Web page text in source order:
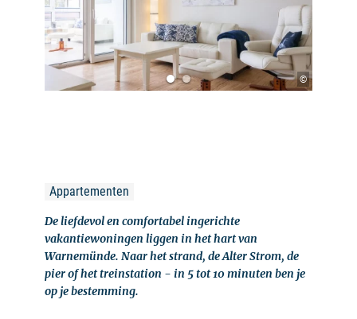
©
Appartementen
De liefdevol en comfortabel ingerichte
vakantiewoningen liggen in het hart van
Warnemünde. Naar het strand, de Alter Strom, de
pier of het treinstation - in 5 tot 10 minuten ben je
op je bestemming.